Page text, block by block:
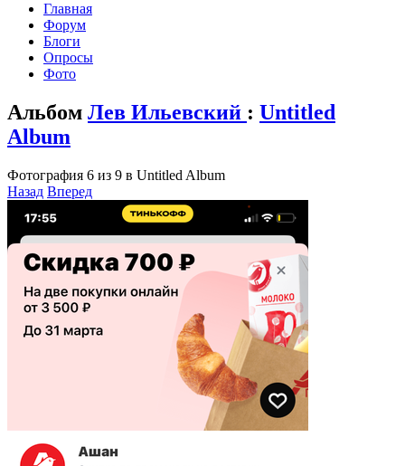
Главная
Форум
Блоги
Опросы
Фото
Альбом Лев Ильевский : Untitled
Album
Фотография 6 из 9 в Untitled Album
Назад Вперед